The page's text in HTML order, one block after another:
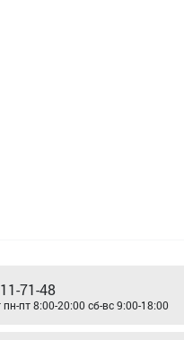
71-48
пн-пт 8:00-20:00 сб-вс 9:00-18:00